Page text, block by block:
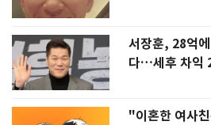
서장훈, 28억
다…세후 차익
"이혼한 여사